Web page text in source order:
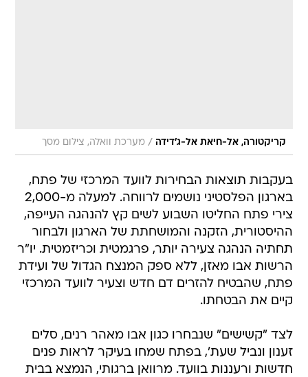
קריקטורה, אל-חיאת אל-ג'דידה / מערכת וואלה, צילום מסך
בעקבות תוצאות הבחירות לוועד המרכזי של פתח,
בארגון הפלסטיני נושמים לרווחה. למעלה מ-2,000
צירי פתח החליטו השבוע לשים קץ להנהגה העייפה,
ההיסטורית, הזקנה והמושחתת של הארגון ולבחור
תחתיה הנהגה צעירה יותר, פרגמטית וכריזמטית. יו"ר
הרשות אבו מאזן, ללא ספק המנצח הגדול של ועידת
פתח, שהבטיח להזרים דם חדש וצעיר לוועד המרכזי 
קיים את הבטחתו.
לצד "קשישים" שנבחרו כגון אבו מאהר רנים, סלים
זענון ונביל שעת', בפתח שמחו בעיקר לראות פנים
חדשות ורעננות בוועד. מרוואן ברגותי, הנמצא בבית